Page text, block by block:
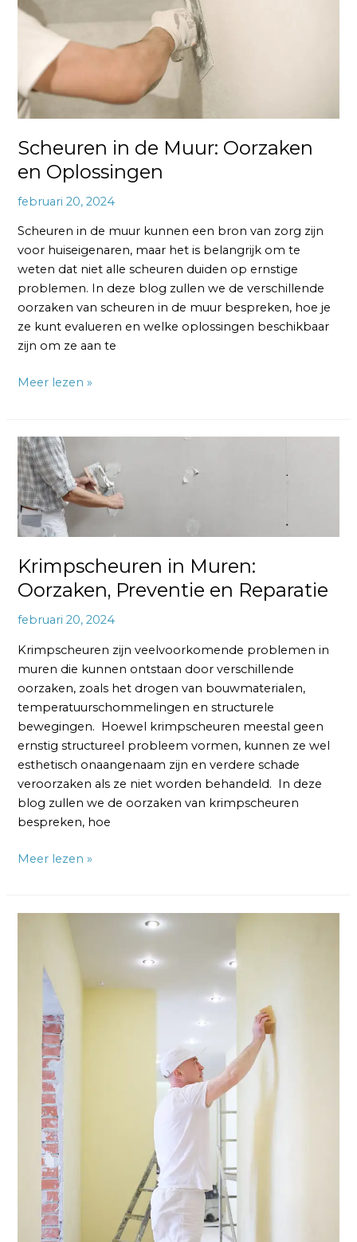
Scheuren in de Muur: Oorzaken
en Oplossingen
februari 20, 2024
Scheuren in de muur kunnen een bron van zorg zijn
voor huiseigenaren, maar het is belangrijk om te
weten dat niet alle scheuren duiden op ernstige
problemen. In deze blog zullen we de verschillende
oorzaken van scheuren in de muur bespreken, hoe je
ze kunt evalueren en welke oplossingen beschikbaar
zijn om ze aan te
de
Muur:
Oorzaken
Oplossingen
Meer lezen »
Krimpscheuren in Muren:
Oorzaken, Preventie en Reparatie
februari 20, 2024
Krimpscheuren zijn veelvoorkomende problemen in
muren die kunnen ontstaan door verschillende
oorzaken, zoals het drogen van bouwmaterialen,
temperatuurschommelingen en structurele
bewegingen. Hoewel krimpscheuren meestal geen
ernstig structureel probleem vormen, kunnen ze wel
esthetisch onaangenaam zijn en verdere schade
veroorzaken als ze niet worden behandeld. In deze
blog zullen we de oorzaken van krimpscheuren
bespreken, hoe
Krimpscheuren
in
Muren:
Oorzaken,
Preventie
en
Reparatie
Meer lezen »
Welke
Materialen?